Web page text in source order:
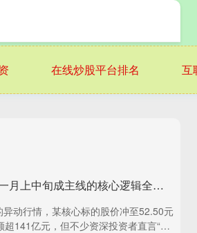
在线炒股平台排名 互
永隆配资 机器人板块仅是异动 一月上中旬成主线的核心逻辑全解析
动行情，某核心标的股价冲至52.50元
141亿元，但不少资深投资者直言“机